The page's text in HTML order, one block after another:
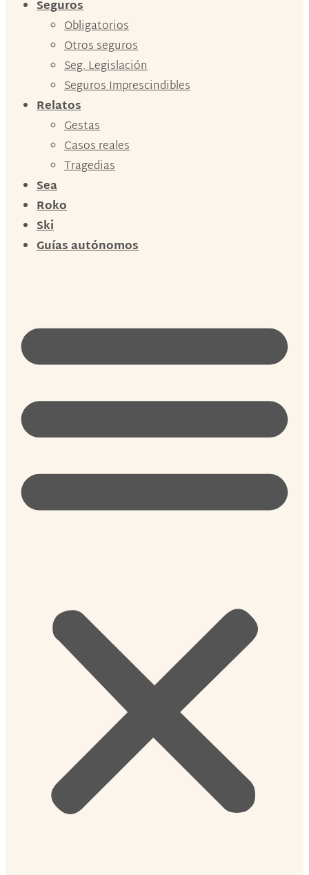
Seguros
Obligatorios
Otros seguros
Seg. Legislación
Seguros Imprescindibles
Relatos
Gestas
Casos reales
Tragedias
Sea
Roko
Ski
Guías autónomos